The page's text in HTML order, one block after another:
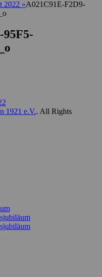
2022 »A021C91E-F2D9-
95F5-
1921 e.V.. All Rights